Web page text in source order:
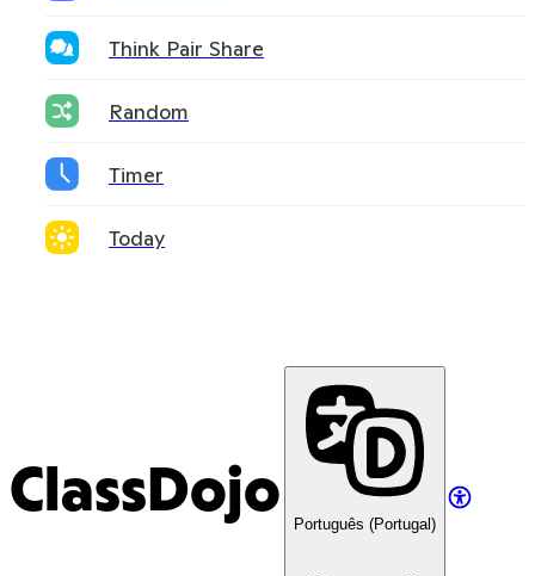
Think Pair Share
Random
Timer
Today
ClassDojo
Português (Portugal)